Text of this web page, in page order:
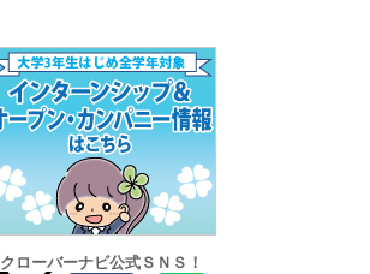
クローバーナビ公式ＳＮＳ！